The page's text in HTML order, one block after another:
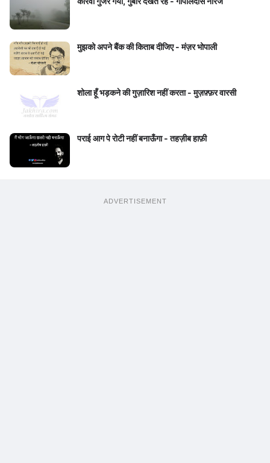
मुझको अपने बैंक की किताब दीजिए - मंज़र भोपाली
शोला हूँ भड़कने की गुज़ारिश नहीं करता - मुज़फ़्फ़र वारसी
पराई आग पे रोटी नहीं बनाऊँगा - तहज़ीब हाफ़ी
ADVERTISEMENT